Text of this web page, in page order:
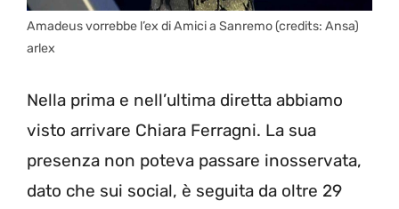
Amadeus vorrebbe l’ex di Amici a Sanremo (credits: Ansa)
arlex
Nella prima e nell’ultima diretta abbiamo
visto arrivare Chiara Ferragni. La sua
presenza non poteva passare inosservata,
dato che sui social, è seguita da oltre 29